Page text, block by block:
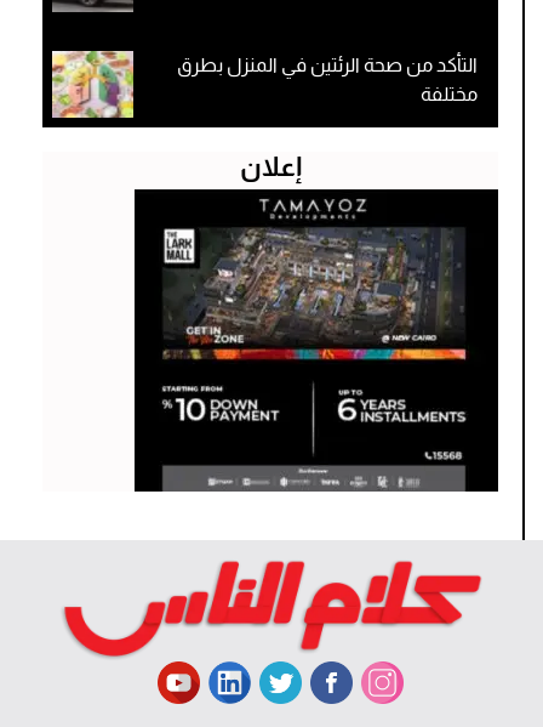
التأكد من صحة الرئتين في المنزل بطرق
مختلفة
إعلان